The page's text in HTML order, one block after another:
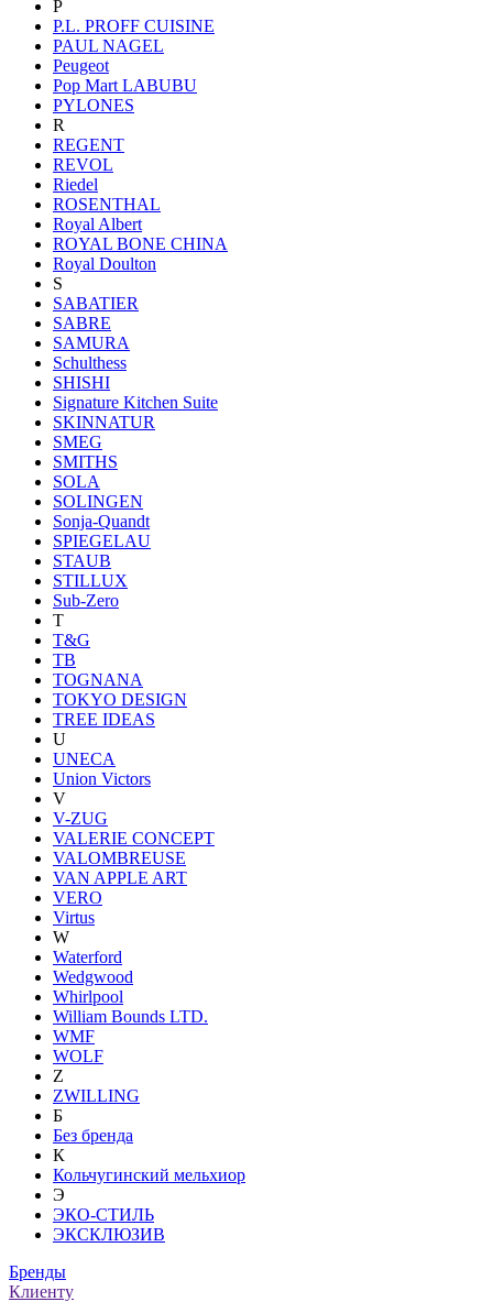
P
P.L. PROFF CUISINE
PAUL NAGEL
Peugeot
Pop Mart LABUBU
PYLONES
R
REGENT
REVOL
Riedel
ROSENTHAL
Royal Albert
ROYAL BONE CHINA
Royal Doulton
S
SABATIER
SABRE
SAMURA
Schulthess
SHISHI
Signature Kitchen Suite
SKINNATUR
SMEG
SMITHS
SOLA
SOLINGEN
Sonja-Quandt
SPIEGELAU
STAUB
STILLUX
Sub-Zero
T
T&G
TB
TOGNANA
TOKYO DESIGN
TREE IDEAS
U
UNECA
Union Victors
V
V-ZUG
VALERIE CONCEPT
VALOMBREUSE
VAN APPLE ART
VERO
Virtus
W
Waterford
Wedgwood
Whirlpool
William Bounds LTD.
WMF
WOLF
Z
ZWILLING
Б
Без бренда
К
Кольчугинский мельхиор
Э
ЭКО-СТИЛЬ
ЭКСКЛЮЗИВ
Бренды
Клиенту